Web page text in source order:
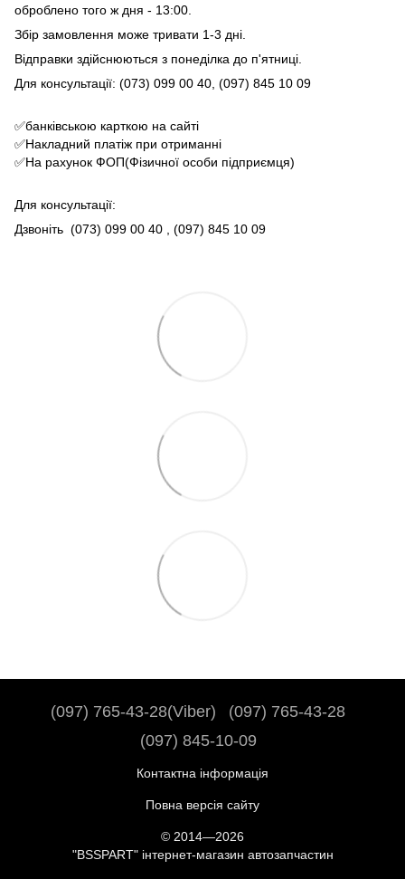
оброблено того ж дня - 13:00.
Збір замовлення може тривати 1-3 дні.
Відправки здійснюються з понеділка до п'ятниці.
Для консультації: (073) 099 00 40, (097) 845 10 09
✅банківською карткою на сайті
✅Накладний платіж при отриманні
✅На рахунок ФОП(Фізичної особи підприємця)
Для консультації:
Дзвоніть (073) 099 00 40 , (097) 845 10 09
(097) 765-43-28(Viber)
(097) 765-43-28
(097) 845-10-09
Контактна інформація
Повна версія сайту
© 2014—2026
"BSSPART" інтернет-магазин автозапчастин